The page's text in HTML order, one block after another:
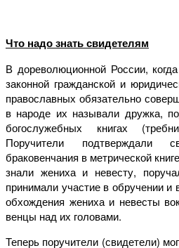
Что надо знать свидетелям
В дореволюционной России,
законной гражданской и
православных обязательно
в народе их называли дружка,
богослужебных книгах
Поручители подтверждали
браковенчания в метрической
знали жениха и невесту,
принимали участие в обручении и
обхождения жениха и невесты
венцы над их головами.
Теперь поручители (свидетели)